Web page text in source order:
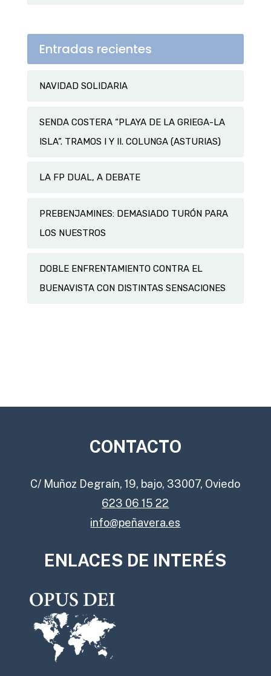
Entradas recientes
NAVIDAD SOLIDARIA
SENDA COSTERA “PLAYA DE LA GRIEGA-LA
ISLA”. TRAMOS I Y II. COLUNGA (ASTURIAS)
LA FP DUAL, A DEBATE
PREBENJAMINES: DEMASIADO TURÓN PARA
LOS NUESTROS
DOBLE ENFRENTAMIENTO CONTRA EL
BUENAVISTA CON DISTINTAS SENSACIONES
CONTACTO
C/ Muñoz Degraín, 19, bajo, 33007, Oviedo
623 06 15 22
info@peñavera.es
ENLACES DE INTERÉS